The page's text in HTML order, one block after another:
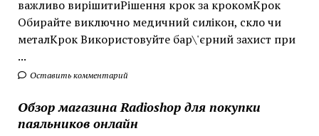
важливо вирішитиРішення крок за крокомКрок
Обирайте виключно медичний силікон, скло чи
металКрок Використовуйте бар\'єрний захист при
...
Оставить комментарий
Обзор магазина Radioshop для покупки
паяльников онлайн